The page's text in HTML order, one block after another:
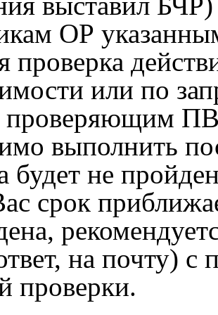
ОР
проверка
или по
проверяющим ПВ
выполнить
будет не
срок
на почту) с
проверки.